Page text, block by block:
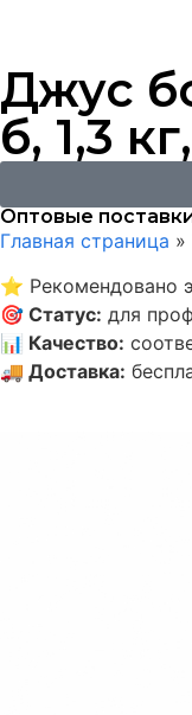
Джус
б, 1,3
Оптовые
Главная страница »
⭐ Рекомендовано
🎯 Статус: для
📊 Качество:
🚚 Доставка: